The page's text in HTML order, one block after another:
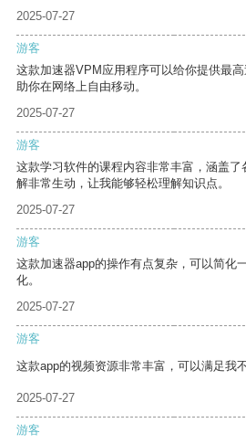
2025-07-27
游客
这款加速器VPM应用程序可以给你提供最
助你在网络上自由移动。
2025-07-27
游客
这款学习软件的课程内容非常丰富，涵盖
解非常生动，让我能够轻松理解知识点。
2025-07-27
游客
这款加速器app的操作有点复杂，可以简化
化。
2025-07-27
游客
这款app的视频资源非常丰富，可以满足我
2025-07-27
游客